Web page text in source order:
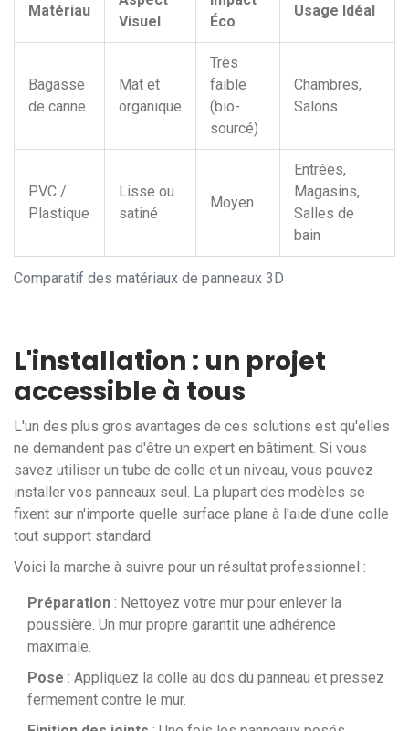
Comparatif des matériaux de panneaux 3D
Matériau
Visuel
Éco
Usage Idéal
Bagasse
de canne
Mat et
organique
Très
faible
(bio-
sourcé)
Chambres,
Salons
PVC /
Plastique
Lisse ou
satiné
Moyen
Entrées,
Magasins,
Salles de
bain
L'installation : un projet
accessible à tous
L'un des plus gros avantages de ces solutions est qu'elles
ne demandent pas d'être un expert en bâtiment. Si vous
savez utiliser un tube de colle et un niveau, vous pouvez
installer vos panneaux seul. La plupart des modèles se
fixent sur n'importe quelle surface plane à l'aide d'une colle
tout support standard.
Voici la marche à suivre pour un résultat professionnel :
Préparation : Nettoyez votre mur pour enlever la
poussière. Un mur propre garantit une adhérence
maximale.
Pose : Appliquez la colle au dos du panneau et pressez
fermement contre le mur.